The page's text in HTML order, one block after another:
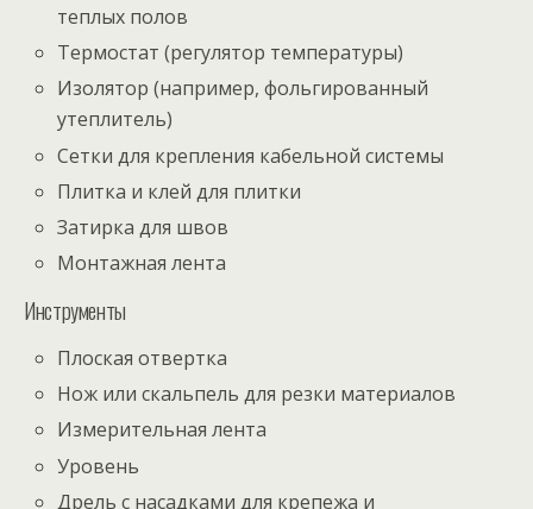
теплых полов
Термостат (регулятор температуры)
Изолятор (например, фольгированный
утеплитель)
Сетки для крепления кабельной системы
Плитка и клей для плитки
Затирка для швов
Монтажная лента
Инструменты
Плоская отвертка
Нож или скальпель для резки материалов
Измерительная лента
Уровень
Дрель с насадками для крепежа и